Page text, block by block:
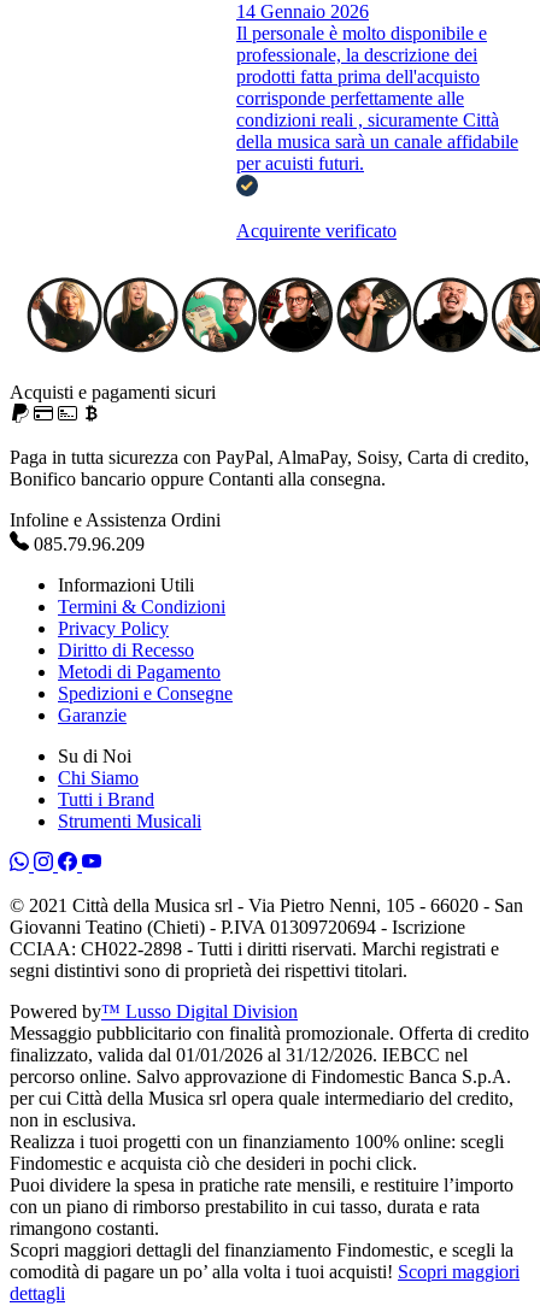
14 Gennaio 2026
Il personale è molto disponibile e
professionale, la descrizione dei
prodotti fatta prima dell'acquisto
corrisponde perfettamente alle
condizioni reali , sicuramente Città
della musica sarà un canale affidabile
per acuisti futuri.
Acquirente verificato
Acquisti e pagamenti sicuri
Paga in tutta sicurezza con PayPal, AlmaPay, Soisy, Carta di credito,
Bonifico bancario oppure Contanti alla consegna.
Infoline e Assistenza Ordini
085.79.96.209
Informazioni Utili
Termini & Condizioni
Privacy Policy
Diritto di Recesso
Metodi di Pagamento
Spedizioni e Consegne
Garanzie
Su di Noi
Chi Siamo
Tutti i Brand
Strumenti Musicali
© 2021 Città della Musica srl - Via Pietro Nenni, 105 - 66020 - San
Giovanni Teatino (Chieti) - P.IVA 01309720694 - Iscrizione
CCIAA: CH022-2898 - Tutti i diritti riservati. Marchi registrati e
segni distintivi sono di proprietà dei rispettivi titolari.
Powered by™ Lusso Digital Division
Messaggio pubblicitario con finalità promozionale. Offerta di credito
finalizzato, valida dal 01/01/2026 al 31/12/2026. IEBCC nel
percorso online. Salvo approvazione di Findomestic Banca S.p.A.
per cui Città della Musica srl opera quale intermediario del credito,
non in esclusiva.
Realizza i tuoi progetti con un finanziamento 100% online: scegli
Findomestic e acquista ciò che desideri in pochi click.
Puoi dividere la spesa in pratiche rate mensili, e restituire l’importo
con un piano di rimborso prestabilito in cui tasso, durata e rata
rimangono costanti.
Scopri maggiori dettagli del finanziamento Findomestic, e scegli la
comodità di pagare un po’ alla volta i tuoi acquisti! Scopri maggiori
dettagli